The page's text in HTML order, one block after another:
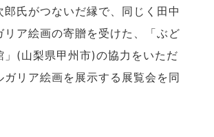
郎氏がつないだ縁で、同じく田中
リア絵画の寄贈を受けた、「ぶど
」(山梨県甲州市)の協力をいただ
ガリア絵画を展示する展覧会を同